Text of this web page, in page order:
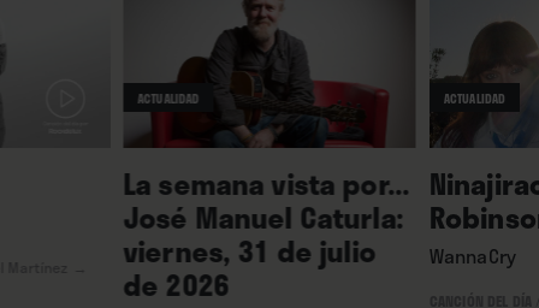
ACTUALIDAD
La semana vista por...
José Manuel Caturla:
viernes, 31 de julio
de 2026
ACTUALIDAD
WannaCry